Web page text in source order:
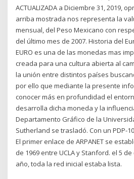
ACTUALIZADA a Diciembre 31, 2019,
arriba mostrada nos representa la
mensual, del Peso Mexicano con
del último mes de 2007. Historia del
EURO es una de las monedas mas
creada para una cultura abierta al
la unión entre distintos países
por ello que mediante la presente
conocer más en profundidad el
desarrolla dicha moneda y la
Departamento Gráfico de la
Sutherland se trasladó. Con un PDP-
El primer enlace de ARPANET se
de 1969 entre UCLA y Stanford. el 5
año, toda la red inicial estaba lista.